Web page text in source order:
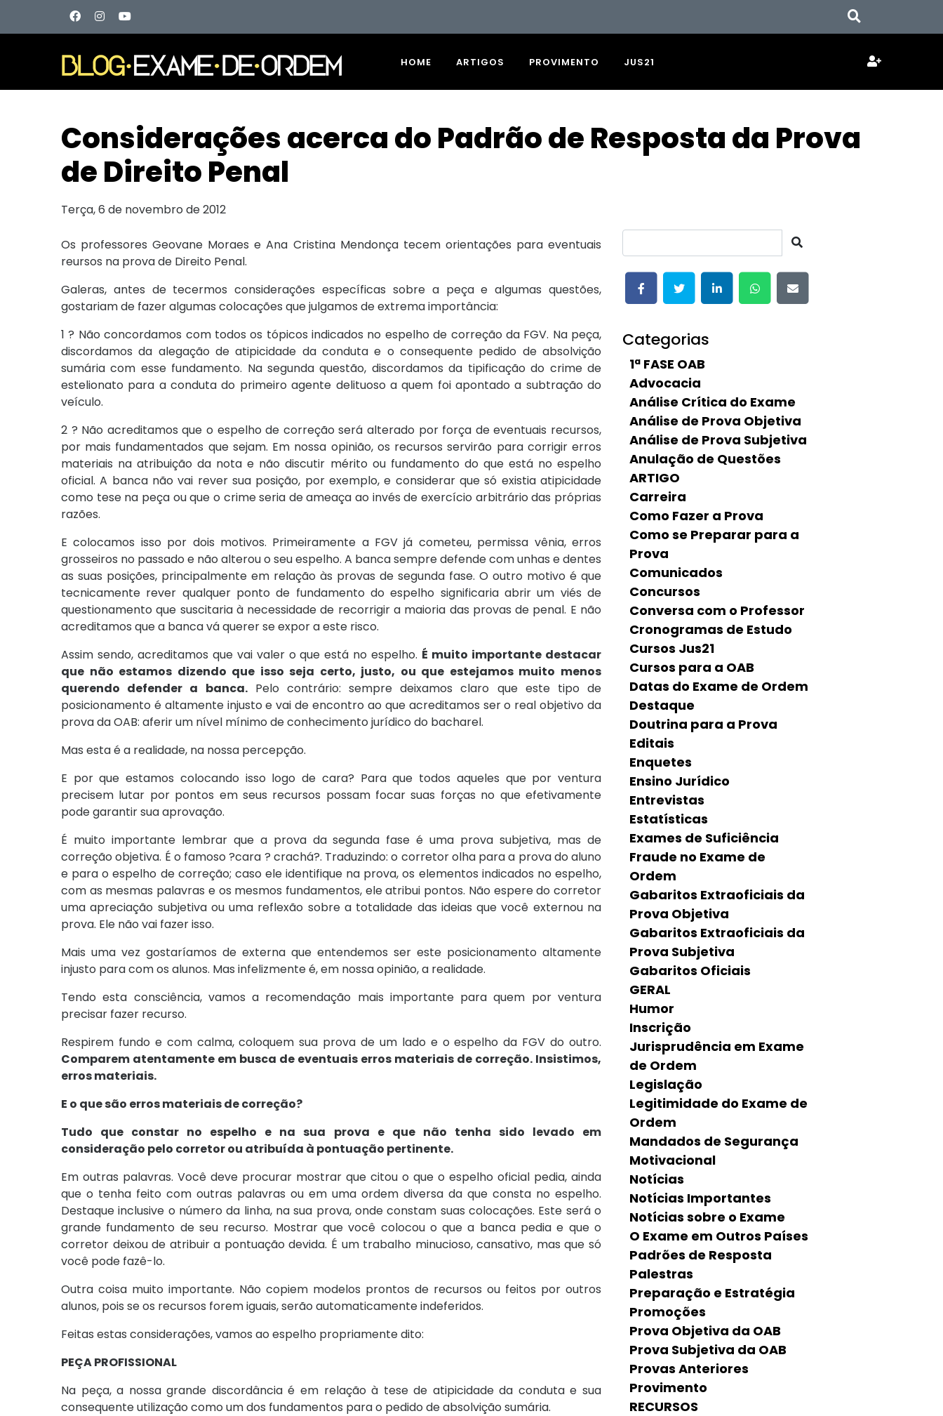
HOME ARTIGOS PROVIMENTO JUS21
Considerações acerca do Padrão de Resposta da Prova
de Direito Penal
Terça, 6 de novembro de 2012
Os professores Geovane Moraes e Ana Cristina Mendonça tecem orientações para eventuais
reursos na prova de Direito Penal.
Galeras, antes de tecermos considerações específicas sobre a peça e algumas questões,
gostariam de fazer algumas colocações que julgamos de extrema importância:
1 ? Não concordamos com todos os tópicos indicados no espelho de correção da FGV. Na peça,
discordamos da alegação de atipicidade da conduta e o consequente pedido de absolvição
sumária com esse fundamento. Na segunda questão, discordamos da tipificação do crime de
estelionato para a conduta do primeiro agente delituoso a quem foi apontado a subtração do
veículo.
2 ? Não acreditamos que o espelho de correção será alterado por força de eventuais recursos,
por mais fundamentados que sejam. Em nossa opinião, os recursos servirão para corrigir erros
materiais na atribuição da nota e não discutir mérito ou fundamento do que está no espelho
oficial. A banca não vai rever sua posição, por exemplo, e considerar que só existia atipicidade
como tese na peça ou que o crime seria de ameaça ao invés de exercício arbitrário das próprias
razões.
E colocamos isso por dois motivos. Primeiramente a FGV já cometeu, permissa vênia, erros
grosseiros no passado e não alterou o seu espelho. A banca sempre defende com unhas e dentes
as suas posições, principalmente em relação às provas de segunda fase. O outro motivo é que
tecnicamente rever qualquer ponto de fundamento do espelho significaria abrir um viés de
questionamento que suscitaria à necessidade de recorrigir a maioria das provas de penal. E não
acreditamos que a banca vá querer se expor a este risco.
Assim sendo, acreditamos que vai valer o que está no espelho. É muito importante destacar
que não estamos dizendo que isso seja certo, justo, ou que estejamos muito menos
querendo defender a banca.Pelo contrário: sempre deixamos claro que este tipo de
posicionamento é altamente injusto e vai de encontro ao que acreditamos ser o real objetivo da
prova da OAB: aferir um nível mínimo de conhecimento jurídico do bacharel.
Mas esta é a realidade, na nossa percepção.
E por que estamos colocando isso logo de cara? Para que todos aqueles que por ventura
precisem lutar por pontos em seus recursos possam focar suas forças no que efetivamente
pode garantir sua aprovação.
É muito importante lembrar que a prova da segunda fase é uma prova subjetiva, mas de
correção objetiva. É o famoso ?cara ? crachá?. Traduzindo: o corretor olha para a prova do aluno
e para o espelho de correção; caso ele identifique na prova, os elementos indicados no espelho,
com as mesmas palavras e os mesmos fundamentos, ele atribui pontos. Não espere do corretor
uma apreciação subjetiva ou uma reflexão sobre a totalidade das ideias que você externou na
prova. Ele não vai fazer isso.
Mais uma vez gostaríamos de externa que entendemos ser este posicionamento altamente
injusto para com os alunos. Mas infelizmente é, em nossa opinião, a realidade.
Tendo esta consciência, vamos a recomendação mais importante para quem por ventura
precisar fazer recurso.
Respirem fundo e com calma, coloquem sua prova de um lado e o espelho da FGV do outro.
Comparem atentamente em busca de eventuais erros materiais de correção. Insistimos,
erros materiais.
E o que são erros materiais de correção?
Tudo que constar no espelho e na sua prova e que não tenha sido levado em
consideração pelo corretor ou atribuída à pontuação pertinente.
Em outras palavras. Você deve procurar mostrar que citou o que o espelho oficial pedia, ainda
que o tenha feito com outras palavras ou em uma ordem diversa da que consta no espelho.
Destaque inclusive o número da linha, na sua prova, onde constam suas colocações. Este será o
grande fundamento de seu recurso. Mostrar que você colocou o que a banca pedia e que o
corretor deixou de atribuir a pontuação devida. É um trabalho minucioso, cansativo, mas que só
você pode fazê-lo.
Outra coisa muito importante. Não copiem modelos prontos de recursos ou feitos por outros
alunos, pois se os recursos forem iguais, serão automaticamente indeferidos.
Feitas estas considerações, vamos ao espelho propriamente dito:
PEÇA PROFISSIONAL
Na peça, a nossa grande discordância é em relação à tese de atipicidade da conduta e sua
consequente utilização como um dos fundamentos para o pedido de absolvição sumária.
Categorias
1ª FASE OAB
Advocacia
Análise Crítica do Exame
Análise de Prova Objetiva
Análise de Prova Subjetiva
Anulação de Questões
ARTIGO
Carreira
Como Fazer a Prova
Como se Preparar para a
Prova
Comunicados
Concursos
Conversa com o Professor
Cronogramas de Estudo
Cursos Jus21
Cursos para a OAB
Datas do Exame de Ordem
Destaque
Doutrina para a Prova
Editais
Enquetes
Ensino Jurídico
Entrevistas
Estatísticas
Exames de Suficiência
Fraude no Exame de
Ordem
Gabaritos Extraoficiais da
Prova Objetiva
Gabaritos Extraoficiais da
Prova Subjetiva
Gabaritos Oficiais
GERAL
Humor
Inscrição
Jurisprudência em Exame
de Ordem
Legislação
Legitimidade do Exame de
Ordem
Mandados de Segurança
Motivacional
Notícias
Notícias Importantes
Notícias sobre o Exame
O Exame em Outros Países
Padrões de Resposta
Palestras
Preparação e Estratégia
Promoções
Prova Objetiva da OAB
Prova Subjetiva da OAB
Provas Anteriores
Provimento
RECURSOS